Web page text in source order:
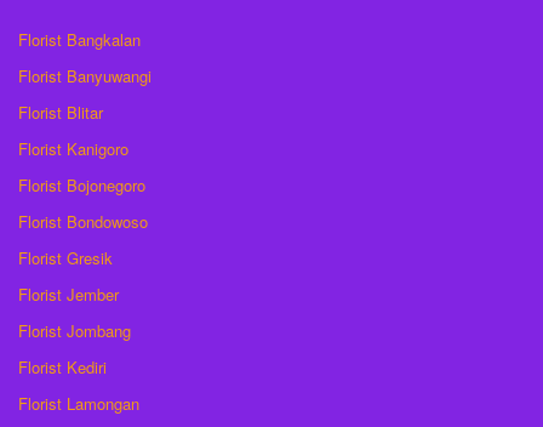
Florist Bangkalan
Florist Banyuwangi
Florist Blitar
Florist Kanigoro
Florist Bojonegoro
Florist Bondowoso
Florist Gresik
Florist Jember
Florist Jombang
Florist Kediri
Florist Lamongan